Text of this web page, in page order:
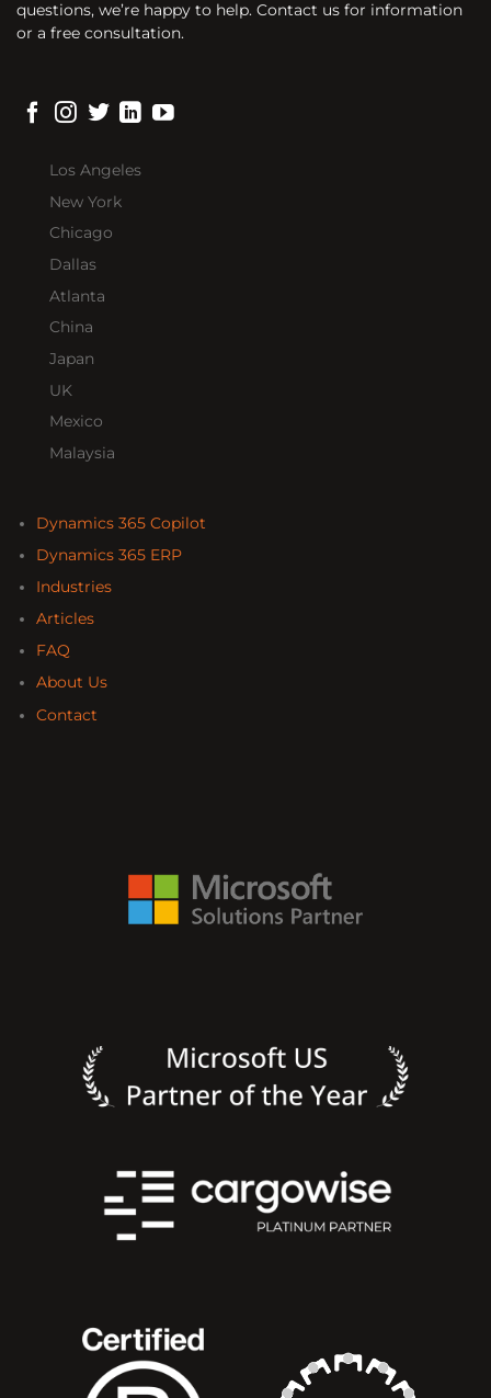
questions, we’re happy to help. Contact us for information
or a free consultation.
Los Angeles
New York
Chicago
Dallas
Atlanta
China
Japan
UK
Mexico
Malaysia
Dynamics 365 Copilot
Dynamics 365 ERP
Industries
Articles
FAQ
About Us
Contact